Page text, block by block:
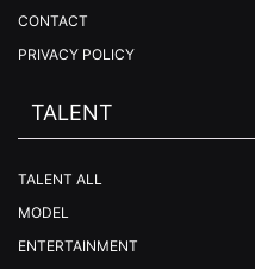
CONTACT
PRIVACY POLICY
TALENT
TALENT ALL
MODEL
ENTERTAINMENT